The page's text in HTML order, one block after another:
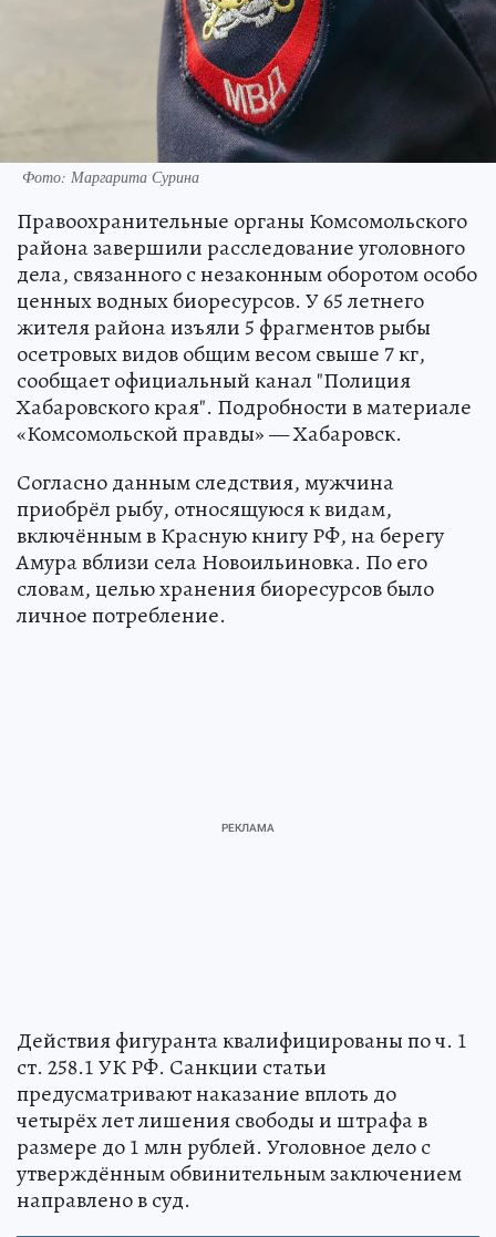
Фото: Маргарита Сурина
Правоохранительные органы Комсомольского
района завершили расследование уголовного
дела, связанного с незаконным оборотом особо
ценных водных биоресурсов. У 65 летнего
жителя района изъяли 5 фрагментов рыбы
осетровых видов общим весом свыше 7 кг,
сообщает официальный канал "Полиция
Хабаровского края". Подробности в материале
«Комсомольской правды» — Хабаровск.
Согласно данным следствия, мужчина
приобрёл рыбу, относящуюся к видам,
включённым в Красную книгу РФ, на берегу
Амура вблизи села Новоильиновка. По его
словам, целью хранения биоресурсов было
личное потребление.
Действия фигуранта квалифицированы по ч. 1
ст. 258.1 УК РФ. Санкции статьи
предусматривают наказание вплоть до
четырёх лет лишения свободы и штрафа в
размере до 1 млн рублей. Уголовное дело с
утверждённым обвинительным заключением
направлено в суд.